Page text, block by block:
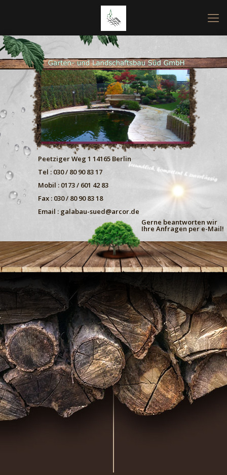
Peetziger Weg 1 14165 Berlin
Tel : 030 / 80 90 83 17
Mobil : 0173 / 601 42 83
Fax : 030 / 80 90 83 18
Email : galabau-sued@arcor.de
Gerne beantworten wir
Ihre Anfragen per e-Mail!